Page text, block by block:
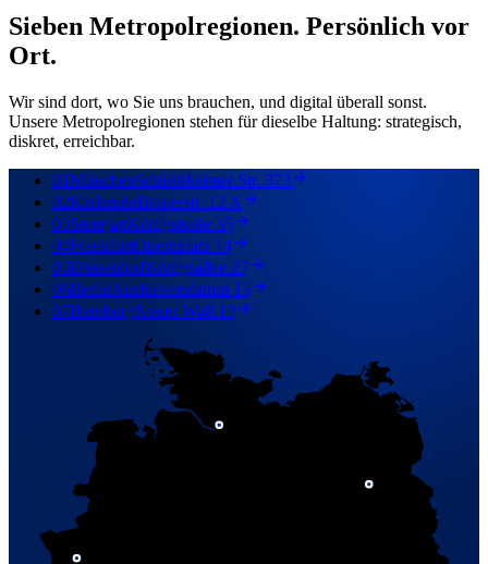
Sieben Metropolregionen. Persönlich vor
Ort.
Wir sind dort, wo Sie uns brauchen, und digital überall sonst.
Unsere Metropolregionen stehen für dieselbe Haltung: strategisch,
diskret, erreichbar.
01MünchenSchleißheimer Str. 373
02KarlsruheBrauerstr. 12 A
03StuttgartKönigstraße 35
04FrankfurtOpernplatz 14
05DüsseldorfKönigsallee 27
06BerlinKurfürstendamm 15
07HamburgNeuer Wall 10